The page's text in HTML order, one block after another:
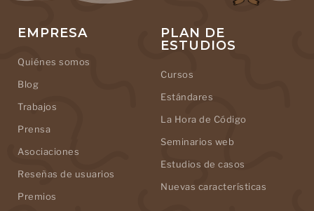
EMPRESA
Quiénes somos
Blog
Trabajos
Prensa
Asociaciones
Reseñas de usuarios
Premios
PLAN DE
ESTUDIOS
Cursos
Estándares
La Hora de Código
Seminarios web
Estudios de casos
Nuevas características